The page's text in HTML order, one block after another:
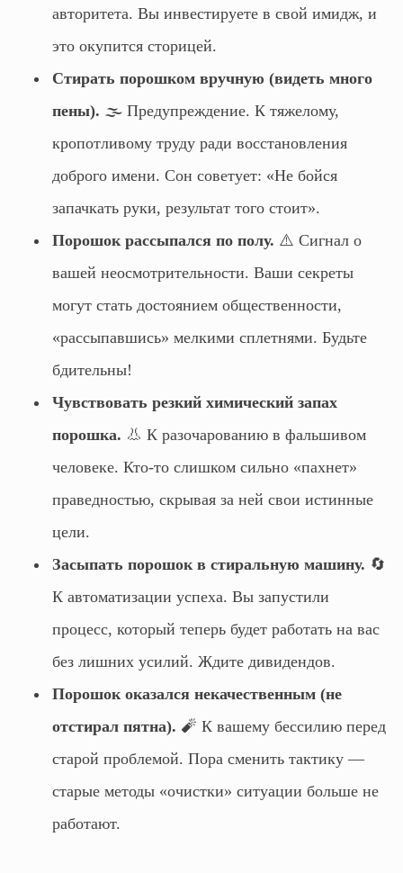
авторитета. Вы инвестируете в свой имидж, и
это окупится сторицей.
Стирать порошком вручную (видеть много
пены). 🌫️ Предупреждение. К тяжелому,
кропотливому труду ради восстановления
доброго имени. Сон советует: «Не бойся
запачкать руки, результат того стоит».
Порошок рассыпался по полу. ⚠️ Сигнал о
вашей неосмотрительности. Ваши секреты
могут стать достоянием общественности,
«рассыпавшись» мелкими сплетнями. Будьте
бдительны!
Чувствовать резкий химический запах
порошка. 👃 К разочарованию в фальшивом
человеке. Кто-то слишком сильно «пахнет»
праведностью, скрывая за ней свои истинные
цели.
Засыпать порошок в стиральную машину. 🔄
К автоматизации успеха. Вы запустили
процесс, который теперь будет работать на вас
без лишних усилий. Ждите дивидендов.
Порошок оказался некачественным (не
отстирал пятна). 🧨 К вашему бессилию перед
старой проблемой. Пора сменить тактику —
старые методы «очистки» ситуации больше не
работают.